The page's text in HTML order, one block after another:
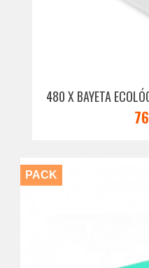
480 X BAYETA
PACK